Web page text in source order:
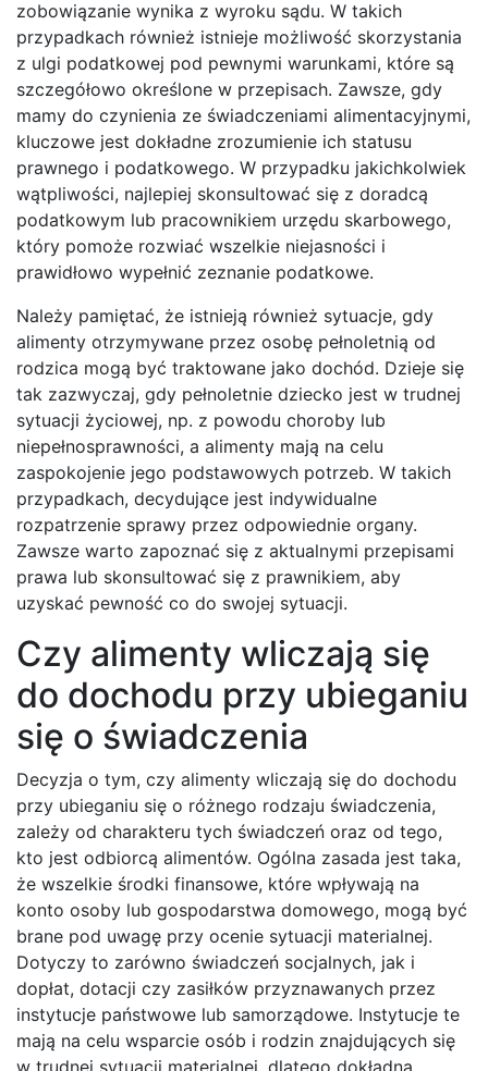
zobowiązanie wynika z wyroku sądu. W takich
przypadkach również istnieje możliwość skorzystania
z ulgi podatkowej pod pewnymi warunkami, które są
szczegółowo określone w przepisach. Zawsze, gdy
mamy do czynienia ze świadczeniami alimentacyjnymi,
kluczowe jest dokładne zrozumienie ich statusu
prawnego i podatkowego. W przypadku jakichkolwiek
wątpliwości, najlepiej skonsultować się z doradcą
podatkowym lub pracownikiem urzędu skarbowego,
który pomoże rozwiać wszelkie niejasności i
prawidłowo wypełnić zeznanie podatkowe.
Należy pamiętać, że istnieją również sytuacje, gdy
alimenty otrzymywane przez osobę pełnoletnią od
rodzica mogą być traktowane jako dochód. Dzieje się
tak zazwyczaj, gdy pełnoletnie dziecko jest w trudnej
sytuacji życiowej, np. z powodu choroby lub
niepełnosprawności, a alimenty mają na celu
zaspokojenie jego podstawowych potrzeb. W takich
przypadkach, decydujące jest indywidualne
rozpatrzenie sprawy przez odpowiednie organy.
Zawsze warto zapoznać się z aktualnymi przepisami
prawa lub skonsultować się z prawnikiem, aby
uzyskać pewność co do swojej sytuacji.
Czy alimenty wliczają się
do dochodu przy ubieganiu
się o świadczenia
Decyzja o tym, czy alimenty wliczają się do dochodu
przy ubieganiu się o różnego rodzaju świadczenia,
zależy od charakteru tych świadczeń oraz od tego,
kto jest odbiorcą alimentów. Ogólna zasada jest taka,
że wszelkie środki finansowe, które wpływają na
konto osoby lub gospodarstwa domowego, mogą być
brane pod uwagę przy ocenie sytuacji materialnej.
Dotyczy to zarówno świadczeń socjalnych, jak i
dopłat, dotacji czy zasiłków przyznawanych przez
instytucje państwowe lub samorządowe. Instytucje te
mają na celu wsparcie osób i rodzin znajdujących się
w trudnej sytuacji materialnej, dlatego dokładna